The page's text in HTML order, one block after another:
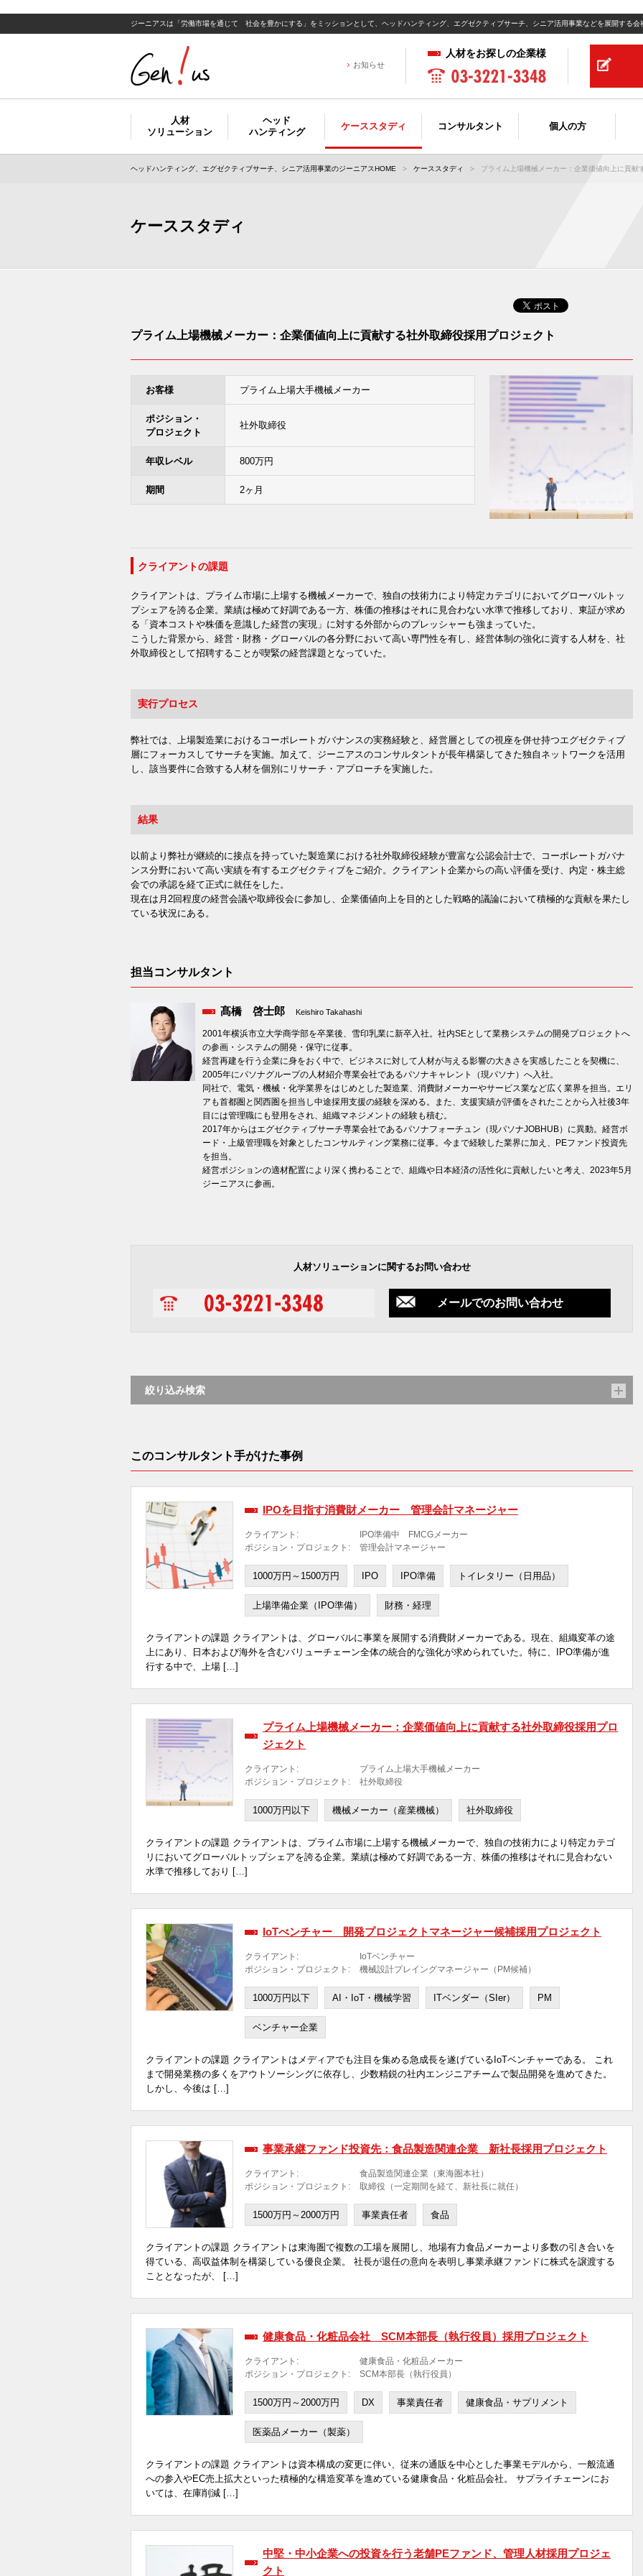
ジーニアスは「労働市場を通じて 社会を豊かにする」をミッションとして、ヘッドハンティング、エグゼクティブサーチ、シニア活用事業などを展開する会
人材
ソリューション
ヘッド
ハンティング
ケーススタディ コンサルタント 個人の方
お知らせ
人材をお探しの企業様
ヘッドハンティング、エグゼクティブサーチ、シニア活用事業のジーニアスHOME ケーススタディ プライム上場機械メーカー：企業価値向上に貢献
ケーススタディ
プライム上場機械メーカー：企業価値向上に貢献する社外取締役採用プロジェクト
お客様 プライム上場大手機械メーカー
ポジション・
プロジェクト
社外取締役
年収レベル 800万円
期間 2ヶ月
クライアントの課題
クライアントは、プライム市場に上場する機械メーカーで、独自の技術力により特定カテゴリにおいてグローバルトッ
プシェアを誇る企業。業績は極めて好調である一方、株価の推移はそれに見合わない水準で推移しており、東証が求め
る「資本コストや株価を意識した経営の実現」に対する外部からのプレッシャーも強まっていた。
こうした背景から、経営・財務・グローバルの各分野において高い専門性を有し、経営体制の強化に資する人材を、社
外取締役として招聘することが喫緊の経営課題となっていた。
実行プロセス
弊社では、上場製造業におけるコーポレートガバナンスの実務経験と、経営層としての視座を併せ持つエグゼクティブ
層にフォーカスしてサーチを実施。加えて、ジーニアスのコンサルタントが長年構築してきた独自ネットワークを活用
し、該当要件に合致する人材を個別にリサーチ・アプローチを実施した。
結果
以前より弊社が継続的に接点を持っていた製造業における社外取締役経験が豊富な公認会計士で、コーポレートガバナ
ンス分野において高い実績を有するエグゼクティブをご紹介。クライアント企業からの高い評価を受け、内定・株主総
会での承認を経て正式に就任をした。
現在は月2回程度の経営会議や取締役会に参加し、企業価値向上を目的とした戦略的議論において積極的な貢献を果たし
ている状況にある。
担当コンサルタント
髙橋 啓士郎 Keishiro Takahashi
2001年横浜市立大学商学部を卒業後、雪印乳業に新卒入社。社内SEとして業務システムの開発プロジェクトへ
の参画・システムの開発・保守に従事。
経営再建を行う企業に身をおく中で、ビジネスに対して人材が与える影響の大きさを実感したことを契機に、
2005年にパソナグループの人材紹介専業会社であるパソナキャレント（現パソナ）へ入社。
同社で、電気・機械・化学業界をはじめとした製造業、消費財メーカーやサービス業など広く業界を担当。エリ
アも首都圏と関西圏を担当し中途採用支援の経験を深める。また、支援実績が評価をされたことから入社後3年
目には管理職にも登用をされ、組織マネジメントの経験も積む。
2017年からはエグゼクティブサーチ専業会社であるパソナフォーチュン（現パソナJOBHUB）に異動。経営ボ
ード・上級管理職を対象としたコンサルティング業務に従事。今まで経験した業界に加え、PEファンド投資先
を担当。
経営ポジションの適材配置により深く携わることで、組織や日本経済の活性化に貢献したいと考え、2023年5月
ジーニアスに参画。
人材ソリューションに関するお問い合わせ
メールでのお問い合わせ
絞り込み検索
このコンサルタント手がけた事例
IPOを目指す消費財メーカー 管理会計マネージャー
クライアント:
IPO準備中 FMCGメーカー
ポジション・プロジェクト:
管理会計マネージャー
1000万円～1500万円 IPO IPO準備 トイレタリー（日用品）
上場準備企業（IPO準備） 財務・経理
クライアントの課題 クライアントは、グローバルに事業を展開する消費財メーカーである。現在、組織変革の途
上にあり、日本および海外を含むバリューチェーン全体の統合的な強化が求められていた。特に、IPO準備が進
行する中で、上場 […]
プライム上場機械メーカー：企業価値向上に貢献する社外取締役採用プロ
ジェクト
クライアント:
プライム上場大手機械メーカー
ポジション・プロジェクト:
社外取締役
1000万円以下 機械メーカー（産業機械） 社外取締役
クライアントの課題 クライアントは、プライム市場に上場する機械メーカーで、独自の技術力により特定カテゴ
リにおいてグローバルトップシェアを誇る企業。業績は極めて好調である一方、株価の推移はそれに見合わない
水準で推移しており […]
IoTべンチャー 開発プロジェクトマネージャー候補採用プロジェクト
クライアント:
IoTベンチャー
ポジション・プロジェクト:
機械設計プレイングマネージャー（PM候補）
1000万円以下 AI・IoT・機械学習 ITベンダー（SIer） PM
ベンチャー企業
クライアントの課題 クライアントはメディアでも注目を集める急成長を遂げているIoTベンチャーである。 これ
まで開発業務の多くをアウトソーシングに依存し、少数精鋭の社内エンジニアチームで製品開発を進めてきた。
しかし、今後は […]
事業承継ファンド投資先：食品製造関連企業 新社長採用プロジェクト
クライアント:
食品製造関連企業（東海圏本社）
ポジション・プロジェクト:
取締役（一定期間を経て、新社長に就任）
1500万円～2000万円 事業責任者 食品
クライアントの課題 クライアントは東海圏で複数の工場を展開し、地場有力食品メーカーより多数の引き合いを
得ている、高収益体制を構築している優良企業。 社長が退任の意向を表明し事業承継ファンドに株式を譲渡する
こととなったが、 […]
健康食品・化粧品会社 SCM本部長（執行役員）採用プロジェクト
クライアント:
健康食品・化粧品メーカー
ポジション・プロジェクト:
SCM本部長（執行役員）
1500万円～2000万円 DX 事業責任者 健康食品・サプリメント
医薬品メーカー（製薬）
クライアントの課題 クライアントは資本構成の変更に伴い、従来の通販を中心とした事業モデルから、一般流通
への参入やEC売上拡大といった積極的な構造変革を進めている健康食品・化粧品会社。 サプライチェーンにお
いては、在庫削減 […]
中堅・中小企業への投資を行う老舗PEファンド、管理人材採用プロジェ
クト